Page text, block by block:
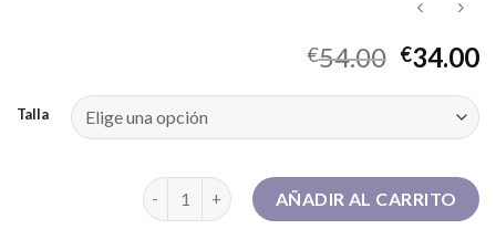
€54.00 €34.00
Talla
zapatos seguridad hombre cantidad
AÑADIR AL CARRITO